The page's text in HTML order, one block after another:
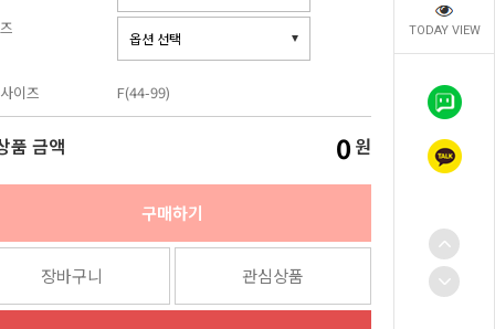
TODAY VIEW
이즈 F(44-99)
품 금액 0 원
구매하기
장바구니 관심상품